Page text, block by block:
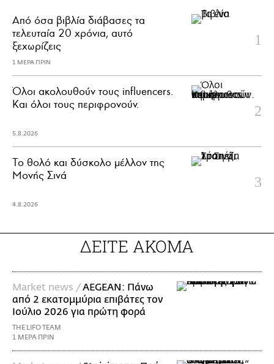
Από όσα βιβλία διάβασες τα
τελευταία 20 χρόνια, αυτό
ξεχωρίζεις
1 ΜΕΡΑ ΠΡΙΝ
Όλοι ακολουθούν τους influencers.
Και όλοι τους περιφρονούν.
5.8.2026
Το θολό και δύσκολο μέλλον της
Μονής Σινά
4.8.2026
ΔΕΙΤΕ ΑΚΟΜΑ
Market news /AEGEAN: Πάνω
από 2 εκατομμύρια επιβάτες τον
Ιούλιο 2026 για πρώτη φορά
THE LIFO TEAM
1 ΜΕΡΑ ΠΡΙΝ